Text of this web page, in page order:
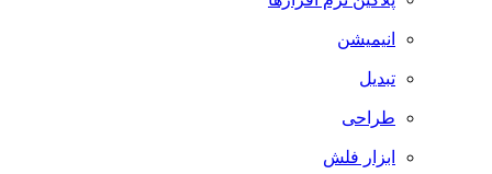
انیمیشن
تبدیل
طراحی
ابزار فلش